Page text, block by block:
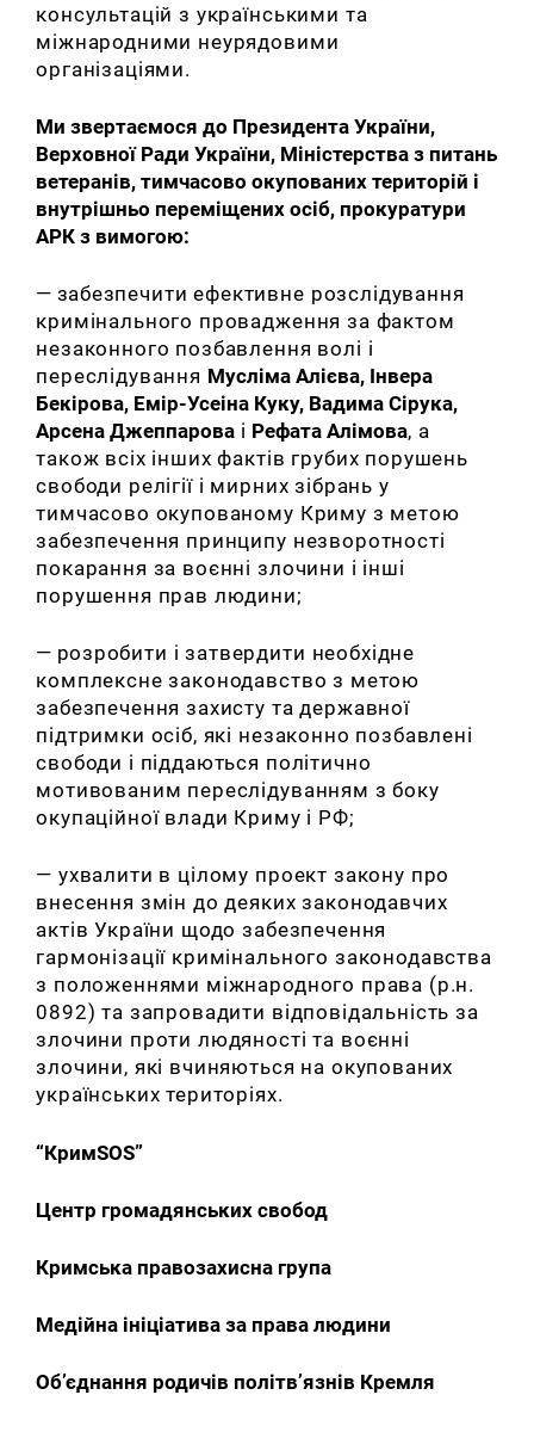
консультацій з українськими та
міжнародними неурядовими
організаціями.
Ми звертаємося до Президента України,
Верховної Ради України, Міністерства з питань
ветеранів, тимчасово окупованих територій і
внутрішньо переміщених осіб, прокуратури
АРК з вимогою:
— забезпечити ефективне розслідування
кримінального провадження за фактом
незаконного позбавлення волі і
переслідування Мусліма Алієва, Інвера
Бекірова, Емір-Усеіна Куку, Вадима Сірука,
Арсена Джеппарова і Рефата Алімова, а
також всіх інших фактів грубих порушень
свободи релігії і мирних зібрань у
тимчасово окупованому Криму з метою
забезпечення принципу незворотності
покарання за воєнні злочини і інші
порушення прав людини;
— розробити і затвердити необхідне
комплексне законодавство з метою
забезпечення захисту та державної
підтримки осіб, які незаконно позбавлені
свободи і піддаються політично
мотивованим переслідуванням з боку
окупаційної влади Криму і РФ;
— ухвалити в цілому проект закону про
внесення змін до деяких законодавчих
актів України щодо забезпечення
гармонізації кримінального законодавства
з положеннями міжнародного права (р.н.
0892) та запровадити відповідальність за
злочини проти людяності та воєнні
злочини, які вчиняються на окупованих
українських територіях.
“КримSOS”
Центр громадянських свобод
Кримська правозахисна група
Медійна ініціатива за права людини
Об’єднання родичів політв’язнів Кремля